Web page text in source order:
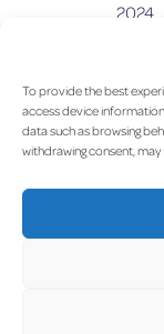
To provide the best
access device
data such as browsing
withdrawing consent,
l’article
2024